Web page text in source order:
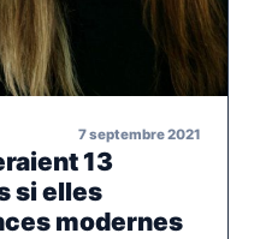
7 septembre 2021
13
si elles
modernes